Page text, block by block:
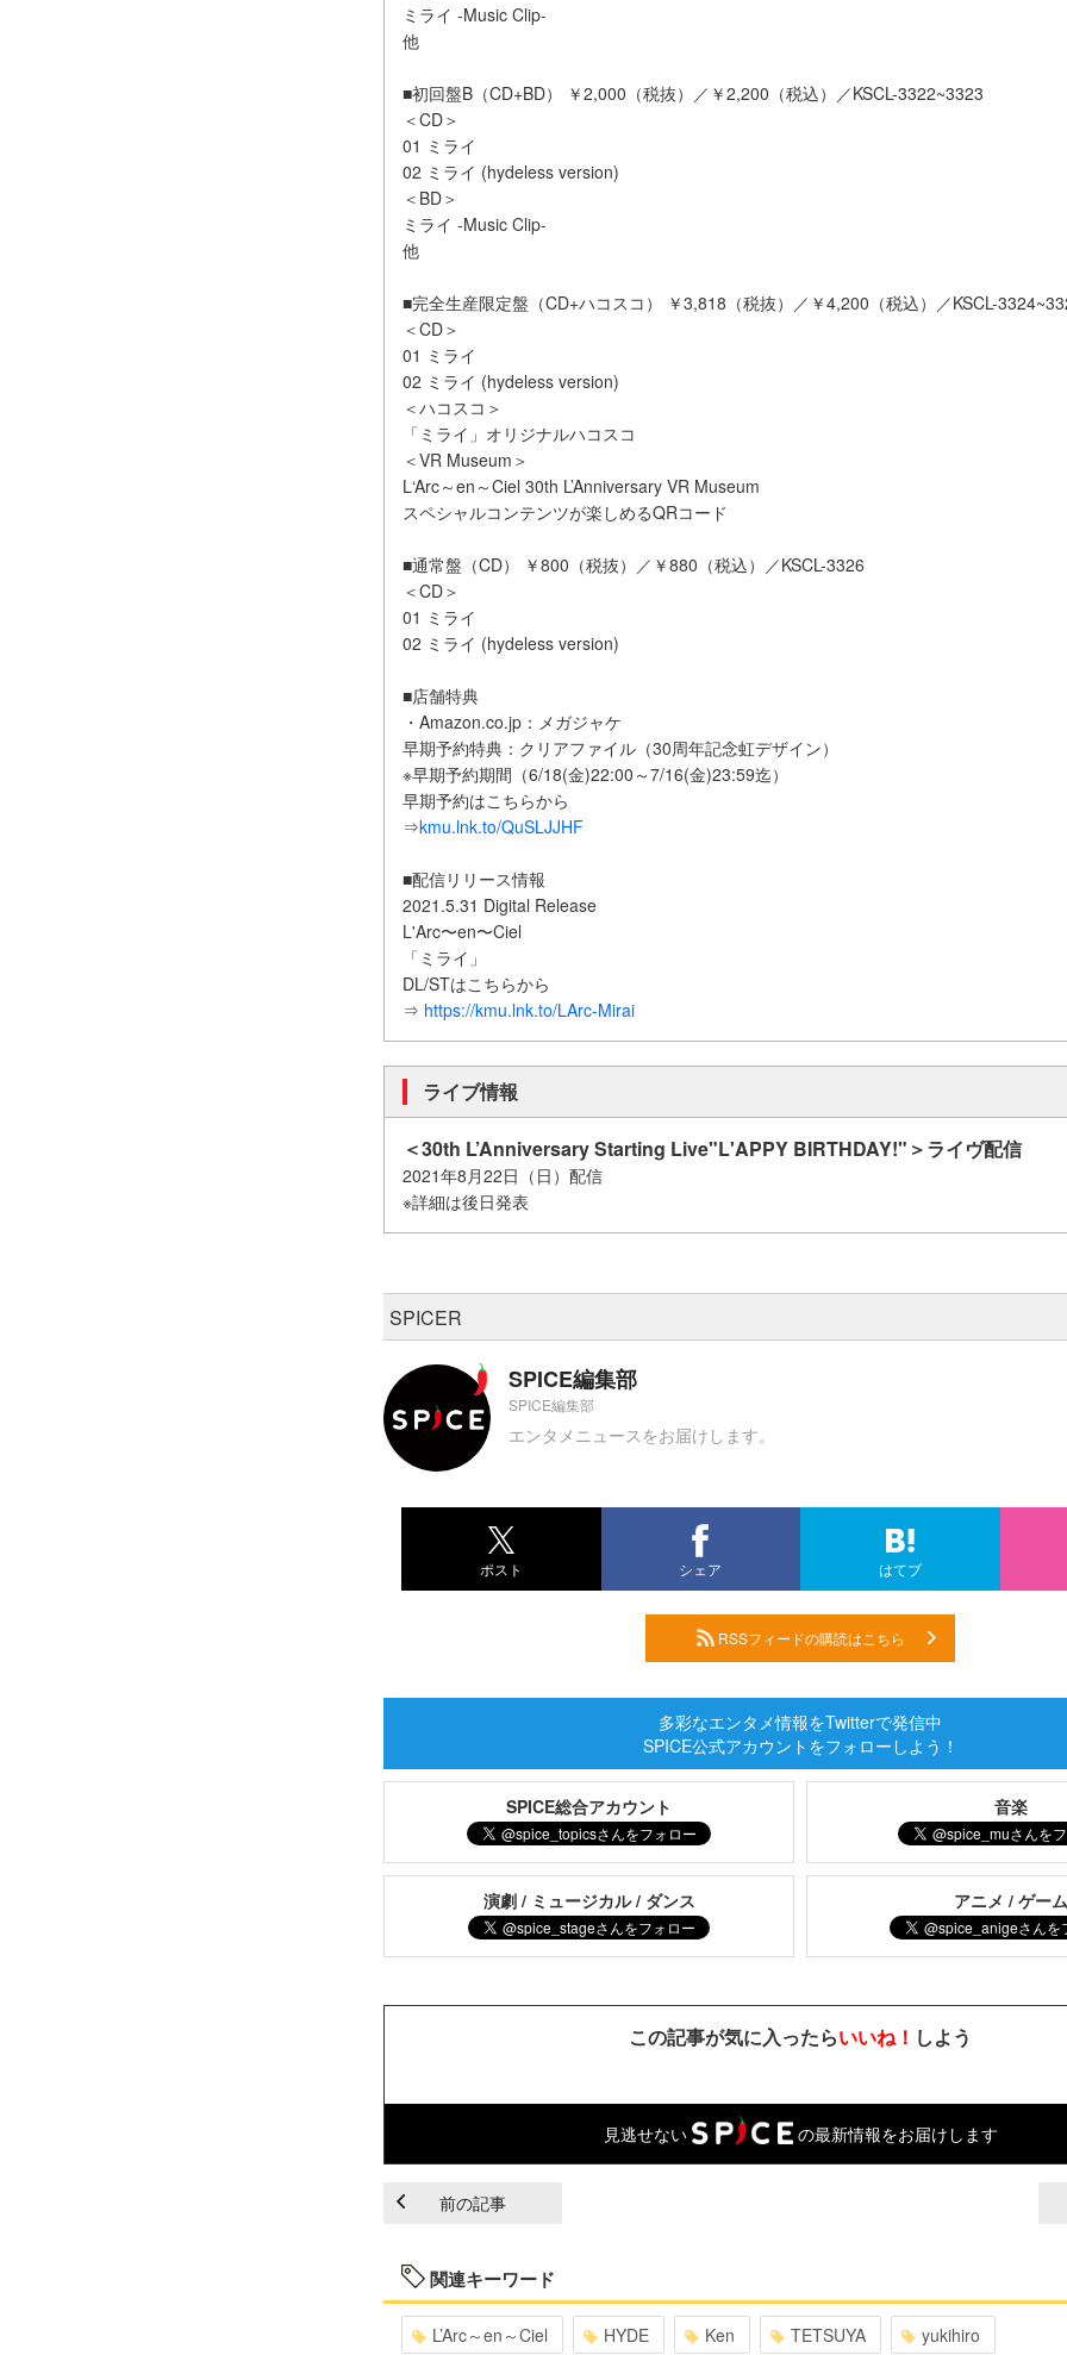
ミライ -Music Clip-
他
■初回盤B（CD+BD） ￥2,000（税抜）／￥2,200（税込）／KSCL-3322~3323
＜CD＞
01 ミライ
02 ミライ (hydeless version)
＜BD＞
ミライ -Music Clip-
他
■完全生産限定盤（CD+ハコスコ） ￥3,818（税抜）／￥4,200（税込）／KSCL-
＜CD＞
01 ミライ
02 ミライ (hydeless version)
＜ハコスコ＞
「ミライ」オリジナルハコスコ
＜VR Museum＞
L‘Arc～en～Ciel 30th L’Anniversary VR Museum
スペシャルコンテンツが楽しめるQRコード
■通常盤（CD） ￥800（税抜）／￥880（税込）／KSCL-3326
＜CD＞
01 ミライ
02 ミライ (hydeless version)
■店舗特典
・Amazon.co.jp：メガジャケ
早期予約特典：クリアファイル（30周年記念虹デザイン）
※早期予約期間（6/18(金)22:00～7/16(金)23:59迄）
早期予約はこちらから
⇒kmu.lnk.to/QuSLJJHF
■配信リリース情報
2021.5.31 Digital Release
L'Arc〜en〜Ciel
「ミライ」
DL/STはこちらから
⇒ https://kmu.lnk.to/LArc-Mirai
ライブ情報
＜30th L’Anniversary Starting Live"L'APPY BIRTHDAY!"＞ライヴ配信
2021年8月22日（日）配信
※詳細は後日発表
SPICER
SPICE編集部
SPICE編集部
エンタメニュースをお届けします。
ポスト シェア はてブ
RSSフィードの購読はこちら
多彩なエンタメ情報をTwitterで発信中
SPICE公式アカウントをフォローしよう！
SPICE総合アカウント 音楽
演劇 / ミュージカル / ダンス アニメ / ゲー
この記事が気に入ったらいいね！ しよう
見逃せない の最新情報をお届けします
前の記事
関連キーワード
L’Arc～en～Ciel HYDE Ken TETSUYA yukihiro